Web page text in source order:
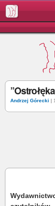
Andrzej Górecki |